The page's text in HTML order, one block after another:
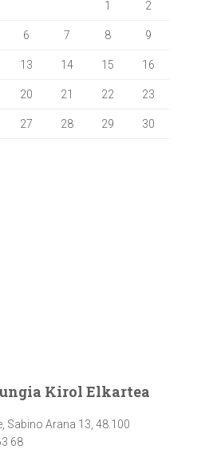
1 2
6 7 8 9
13 14 15 16
20 21 22 23
27 28 29 30
Kirol Elkartea
Sabino Arana 13, 48.100
68